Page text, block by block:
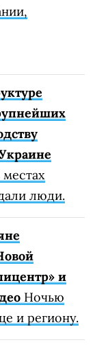
люди.
и
Ночью
и региону.